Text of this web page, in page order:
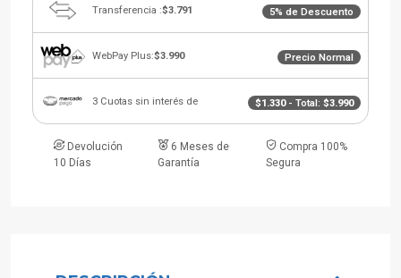
Transferencia :$3.791 5% de Descuento
WebPay Plus:$3.990 Precio Normal
3 Cuotas sin interés de $1.330- Total: $3.990
Devolución
10 Días
6 Meses de
Garantía
Compra 100%
Segura